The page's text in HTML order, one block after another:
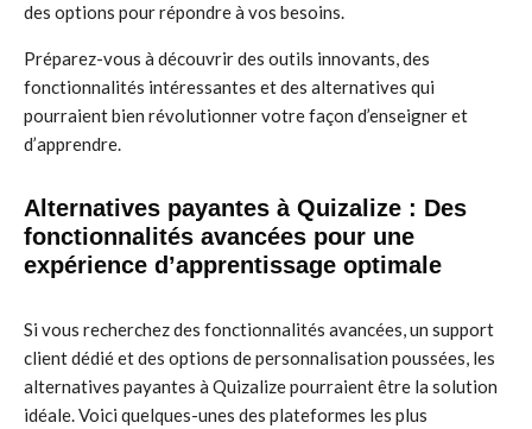
des options pour répondre à vos besoins.
Préparez-vous à découvrir des outils innovants, des
fonctionnalités intéressantes et des alternatives qui
pourraient bien révolutionner votre façon d’enseigner et
d’apprendre.
Alternatives payantes à Quizalize : Des
fonctionnalités avancées pour une
expérience d’apprentissage optimale
Si vous recherchez des fonctionnalités avancées, un support
client dédié et des options de personnalisation poussées, les
alternatives payantes à Quizalize pourraient être la solution
idéale. Voici quelques-unes des plateformes les plus